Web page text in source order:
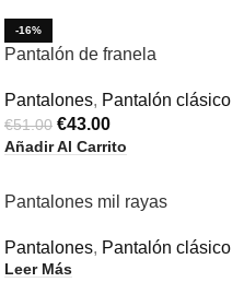
-16%
Pantalón de franela
Pantalones, Pantalón clásico
€51.00 €43.00
Añadir Al Carrito
Pantalones mil rayas
Pantalones, Pantalón clásico
Leer Más